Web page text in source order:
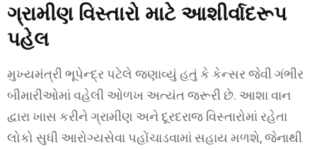
ગ્રામીણ વિસ્તારો માટે આશીર્વાદરૂપ
પહેલ
મુખ્યમંત્રી ભૂપેન્દ્ર પટેલે જણાવ્યું હતું કે કેન્સર જેવી ગંભીર
બીમારીઓમાં વહેલી ઓળખ અત્યંત જરૂરી છે. આશા વાન
દ્વારા ખાસ કરીને ગ્રામીણ અને દૂરદરાજ વિસ્તારોમાં રહેતા
લોકો સુધી આરોગ્યસેવા પહોંચાડવામાં સહાય મળશે, જેનાથી